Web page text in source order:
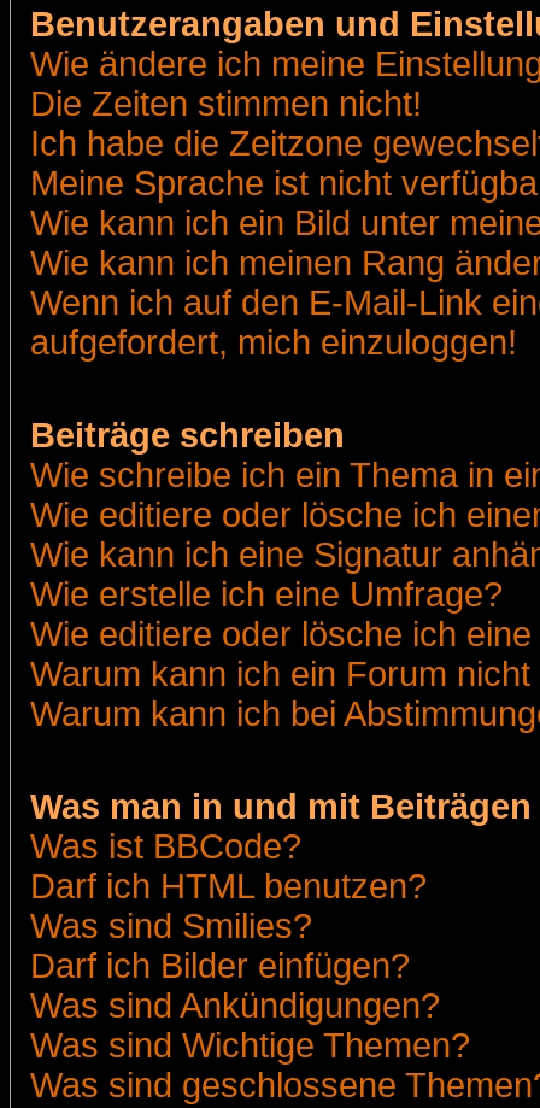
Benutzerangaben und
Wie ändere ich meine
Die Zeiten stimmen nicht!
Ich habe die Zeitzone
Meine Sprache ist nicht
Wie kann ich ein Bild unter
Wie kann ich meinen Rang
Wenn ich auf den E-Mail-Link
aufgefordert, mich einzuloggen!
Beiträge schreiben
Wie schreibe ich ein Thema in
Wie editiere oder lösche ich
Wie kann ich eine Signatur
Wie erstelle ich eine Umfrage?
Wie editiere oder lösche ich
Warum kann ich ein Forum
Warum kann ich bei
Was man in und mit
Was ist BBCode?
Darf ich HTML benutzen?
Was sind Smilies?
Darf ich Bilder einfügen?
Was sind Ankündigungen?
Was sind Wichtige Themen?
Was sind geschlossene